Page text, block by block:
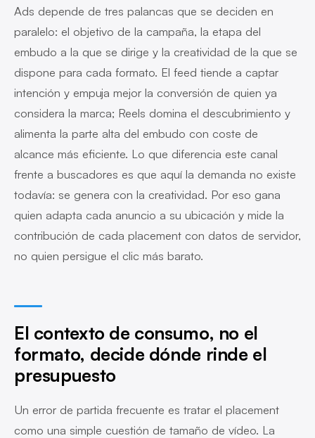
Ads depende de tres palancas que se deciden en
paralelo: el objetivo de la campaña, la etapa del
embudo a la que se dirige y la creatividad de la que se
dispone para cada formato. El feed tiende a captar
intención y empuja mejor la conversión de quien ya
considera la marca; Reels domina el descubrimiento y
alimenta la parte alta del embudo con coste de
alcance más eficiente. Lo que diferencia este canal
frente a buscadores es que aquí la demanda no existe
todavía: se genera con la creatividad. Por eso gana
quien adapta cada anuncio a su ubicación y mide la
contribución de cada placement con datos de servidor,
no quien persigue el clic más barato.
El contexto de consumo, no el
formato, decide dónde rinde el
presupuesto
Un error de partida frecuente es tratar el placement
como una simple cuestión de tamaño de vídeo. La